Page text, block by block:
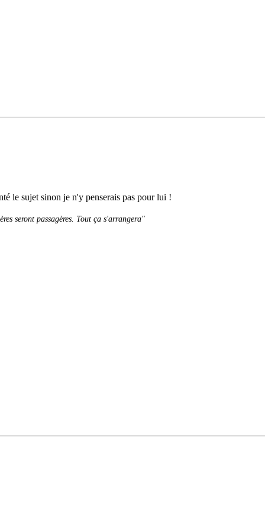
le sujet sinon je n'y penserais pas pour lui !
seront passagères. Tout ça s'arrangera"